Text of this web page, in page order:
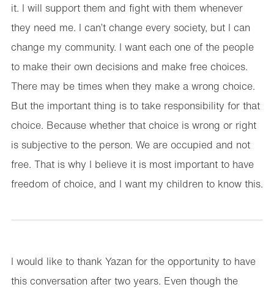
it. I will support them and fight with them whenever
they need me. I can’t change every society, but I can
change my community. I want each one of the people
to make their own decisions and make free choices.
There may be times when they make a wrong choice.
But the important thing is to take responsibility for that
choice. Because whether that choice is wrong or right
is subjective to the person. We are occupied and not
free. That is why I believe it is most important to have
freedom of choice, and I want my children to know this.
I would like to thank Yazan for the opportunity to have
this conversation after two years. Even though the